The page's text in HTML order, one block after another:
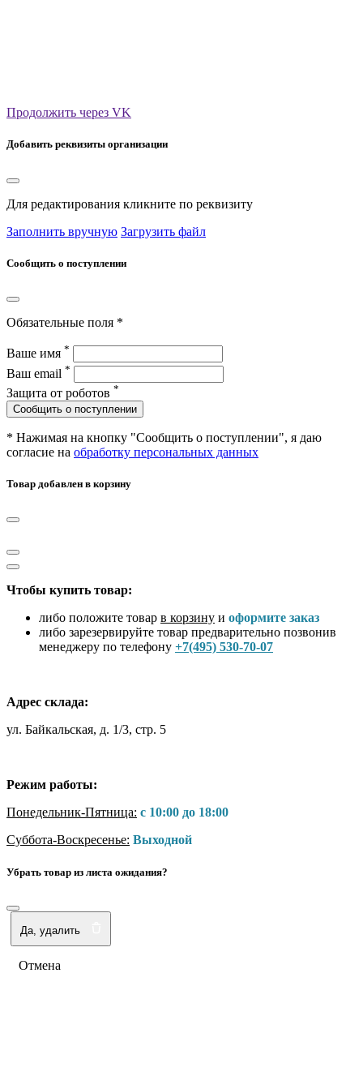
Продолжить через VK
Добавить реквизиты организации
Для редактирования кликните по реквизиту
Заполнить вручную Загрузить файл
Сообщить о поступлении
Обязательные поля *
Ваше имя *
Ваш email *
Защита от роботов *
Сообщить о поступлении
* Нажимая на кнопку "Сообщить о поступлении", я даю
согласие на обработку персональных данных
Товар добавлен в корзину
Чтобы купить товар:
либо положите товар в корзину и оформите заказ
либо зарезервируйте товар предварительно позвонив
менеджеру по телефону +7(495) 530-70-07
Адрес склада:
ул. Байкальская, д. 1/3, стр. 5
Режим работы:
Понедельник-Пятница: с 10:00 до 18:00
Суббота-Воскресенье: Выходной
Убрать товар из листа ожидания?
Да, удалить
Отмена